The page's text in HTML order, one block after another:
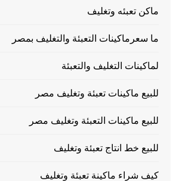
ماكن تعبئه وتغليف
ما سعرماكينات التعبئة والتغليف بمصر
لماكينات التغليف والتعبئة
للبيع ماكينات تعبئة وتغليف مصر
للبيع ماكينات التعبئة وتغليف مصر
للبيع خط انتاج تعبئة وتغليف
كيف شراء ماكينة تعبئة وتغليف